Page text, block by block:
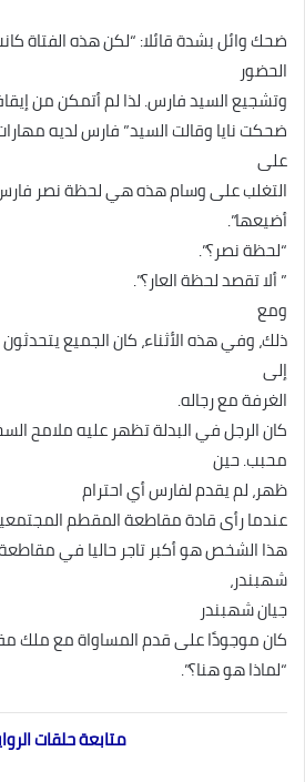
ضحك وائل بشدة قائلا: “لكن هذه الفتاة
الحضور
وتشجيع السيد فارس. لذا لم أتمكن من
ضحكت نايا وقالت السيد” فارس لديه مهارات
على
التغلب على وسام هذه هي لحظة نصر فارس
أضيعها”.
“لحظة نصر؟”.
” ألا تقصد لحظة العار؟”.
ومع
ذلك، وفي هذه الأثناء، كان الجميع
إلى
الغرفة مع رجاله.
كان الرجل في البدلة تظهر عليه ملامح
محبب. حين
ظهر، لم يقدم لفارس أي احترام
عندما رأى قادة مقاطعة المقطم
هذا الشخص هو أكبر تاجر حاليا في
شهبندر،
جیان شهبندر
كان موجودًا على قدم المساواة مع ملك
“لماذا هو هنا؟”.
متابعة حلقات